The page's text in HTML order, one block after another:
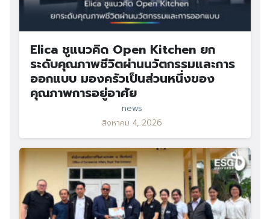
Elica ชูแนวคิด Open Kitchen ยก
ระดับคุณภาพชีวิตผ่านนวัตกรรมและการ
ออกแบบ มองครัวเป็นส่วนหนึ่งของ
คุณภาพการอยู่อาศัย
news
สิงหาคม 4, 2026